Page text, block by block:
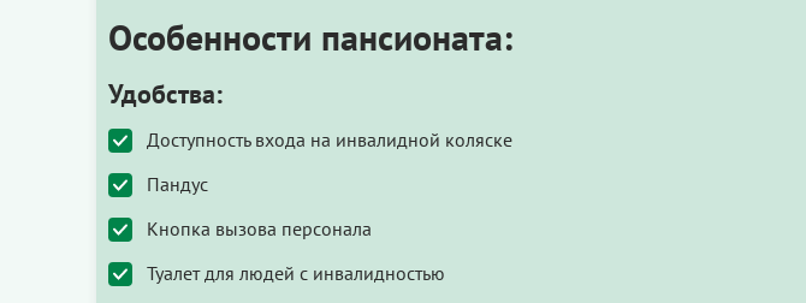
Особенности пансионата:
Удобства:
Доступность входа на инвалидной коляске
Пандус
Кнопка вызова персонала
Туалет для людей с инвалидностью